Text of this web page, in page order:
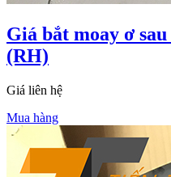
Giá bắt moay ơ
(RH)
Giá liên hệ
Mua hàng